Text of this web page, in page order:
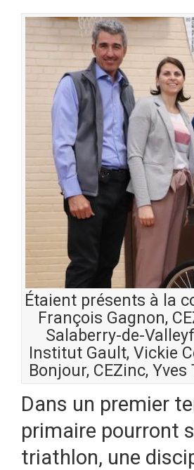
Étaient présents à la
François Gagnon,
Salaberry-de-
Institut Gault, Vickie
Bonjour, CEZinc,
Dans un premier
primaire pourront
triathlon, une